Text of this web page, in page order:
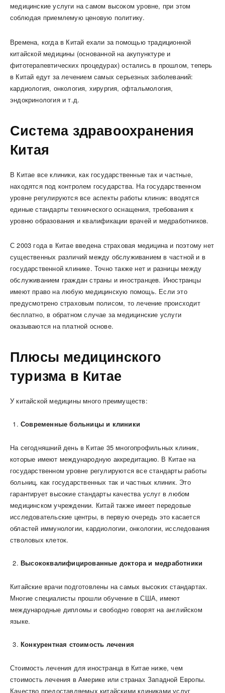
медицинские услуги на самом высоком уровне, при этом
соблюдая приемлемую ценовую политику.
Времена, когда в Китай ехали за помощью традиционной
китайской медицины (основанной на акупунктуре и
фитотерапевтических процедурах) остались в прошлом, теперь
в Китай едут за лечением самых серьезных заболеваний:
кардиология, онкология, хирургия, офтальмология,
эндокринология и т.д.
Система здравоохранения
Китая
В Китае все клиники, как государственные так и частные,
находятся под контролем государства. На государственном
уровне регулируются все аспекты работы клиник: вводятся
единые стандарты технического оснащения, требования к
уровню образования и квалификации врачей и медработников.
С 2003 года в Китае введена страховая медицина и поэтому нет
существенных различий между обслуживанием в частной и в
государственной клинике. Точно также нет и разницы между
обслуживанием граждан страны и иностранцев. Иностранцы
имеют право на любую медицинскую помощь. Если это
предусмотрено страховым полисом, то лечение происходит
бесплатно, в обратном случае за медицинские услуги
оказываются на платной основе.
Плюсы медицинского
туризма в Китае
У китайской медицины много преимуществ:
Современные больницы и клиники
На сегодняшний день в Китае 35 многопрофильных клиник,
которые имеют международную аккредитацию. В Китае на
государственном уровне регулируются все стандарты работы
больниц, как государственных так и частных клиник. Это
гарантирует высокие стандарты качества услуг в любом
медицинском учреждении. Китай также имеет передовые
исследовательские центры, в первую очередь это касается
областей иммунологии, кардиологии, онкологии, исследования
стволовых клеток.
Высококвалифицированные доктора и медработники
Китайские врачи подготовлены на самых высоких стандартах.
Многие специалисты прошли обучение в США, имеют
международные дипломы и свободно говорят на английском
языке.
Конкурентная стоимость лечения
Стоимость лечения для иностранца в Китае ниже, чем
стоимость лечения в Америке или странах Западной Европы.
Качество предоставляемых китайскими клиниками услуг